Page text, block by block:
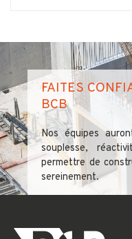
FAITES
BCB
Nos équipes
souplesse,
permettre de
sereinement.